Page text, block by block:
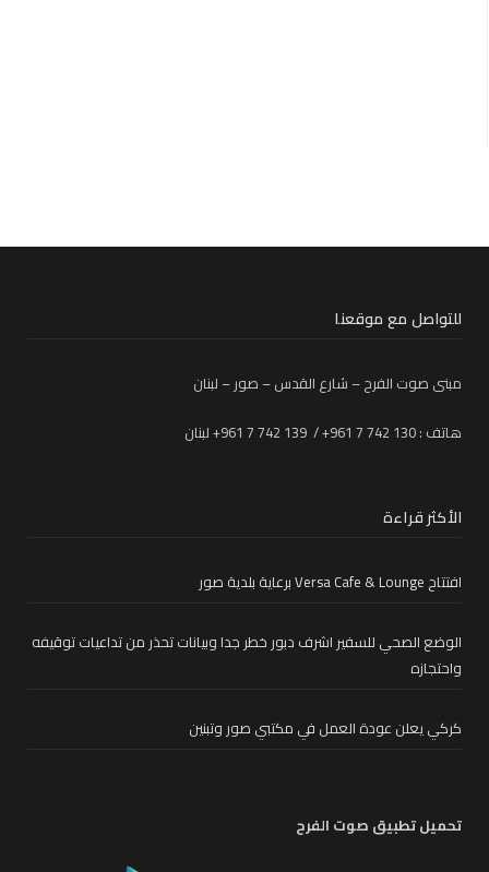
للتواصل مع موقعنا
مبنى صوت الفرح – شارع القدس – صور – لبنان
هاتف : 130 742 7 961+ / 139 742 7 961+ لبنان
الأكثر قراءة
افتتاح Versa Cafe & Lounge برعاية بلدية صور
الوضع الصحي للسفير اشرف دبور خطر جدا وبيانات تحذر من تداعيات توقيفه
واحتجازه
كركي يعلن عودة العمل في مكتبي صور وتبنين
تحميل تطبيق صوت الفرح